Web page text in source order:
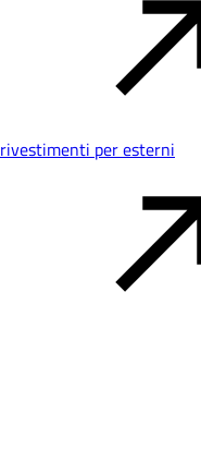
rivestimenti per esterni